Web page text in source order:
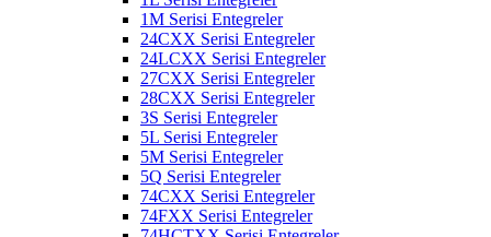
1M Serisi Entegreler
24CXX Serisi Entegreler
24LCXX Serisi Entegreler
27CXX Serisi Entegreler
28CXX Serisi Entegreler
3S Serisi Entegreler
5L Serisi Entegreler
5M Serisi Entegreler
5Q Serisi Entegreler
74CXX Serisi Entegreler
74FXX Serisi Entegreler